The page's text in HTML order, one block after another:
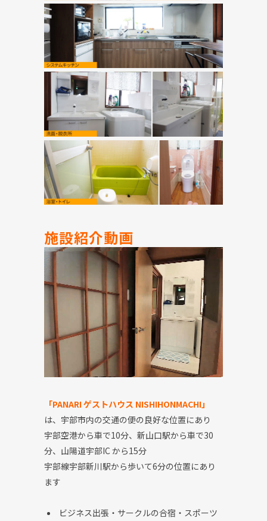
施設紹介動画
「PANARIゲストハウス NISHIHONMACHI」
は、 宇部市内の交通の便の良好な位置にあり
宇部空港から車で10分、新山口駅から車で30
分、山陽道宇部IC から15分
宇部線宇部新川駅から歩いて6分の位置にあり
ます
ビジネス出張・サークルの合宿・スポーツ